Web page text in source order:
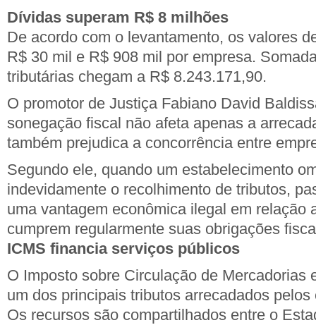
Dívidas superam R$ 8 milhões
De acordo com o levantamento, os valores
R$ 30 mil e R$ 908 mil por empresa.
tributárias chegam a R$ 8.243.171,90.
O promotor de Justiça Fabiano David
sonegação fiscal não afeta apenas a
também prejudica a concorrência entre
Segundo ele, quando um estabelecimento
indevidamente o recolhimento de tributos,
uma vantagem econômica ilegal em relação
cumprem regularmente suas obrigações
ICMS financia serviços públicos
O Imposto sobre Circulação de Mercadorias
um dos principais tributos arrecadados
Os recursos são compartilhados entre o